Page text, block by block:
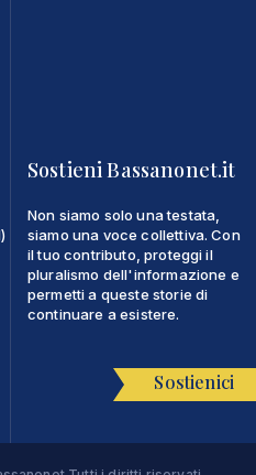
Sostieni Bassanonet.it
Non siamo solo una testata,
siamo una voce collettiva. Con
il tuo contributo, proteggi il
pluralismo dell'informazione e
permetti a queste storie di
continuare a esistere.
Sostienici